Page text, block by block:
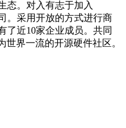
态。对入有志于加入
。采用开放的方式进行商
了近10家企业成员。共同
界一流的开源硬件社区。